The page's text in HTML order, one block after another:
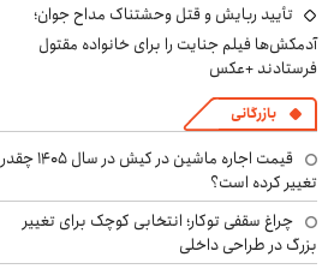
تأیید ربایش و قتل وحشتناک مداح جوان؛
آدمکش‌ها فیلم جنایت را برای خانواده مقتول
فرستادند +عکس
بازرگانی
قیمت اجاره ماشین در کیش در سال ۱۴۰۵ چقدر
تغییر کرده است؟
چراغ سقفی توکار؛ انتخابی کوچک برای تغییر
بزرگ در طراحی داخلی